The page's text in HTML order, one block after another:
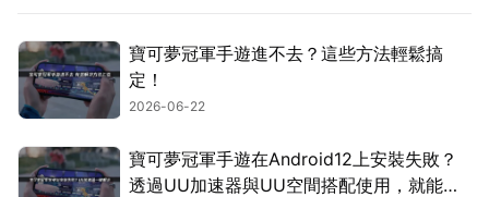
寶可夢冠軍手遊進不去？這些方法輕鬆搞
定！
2026-06-22
寶可夢冠軍手遊在Android12上安裝失敗？
透過UU加速器與UU空間搭配使用，就能輕